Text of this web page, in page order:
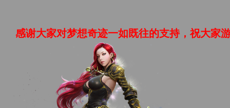
感谢大家对梦想奇迹一如既往的支持，祝大家游